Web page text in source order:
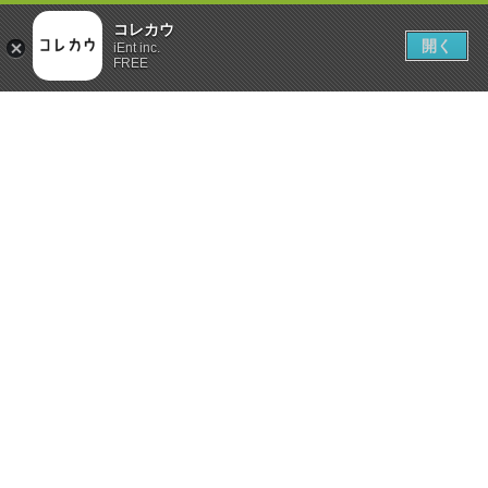
コレカウ
iEnt inc.
FREE
開く